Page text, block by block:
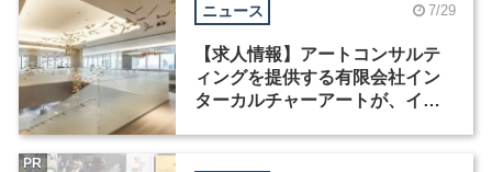
ニュース 7/29
【求人情報】アートコンサルテ
ィングを提供する有限会社イン
ターカルチャーアートが、イン
PR